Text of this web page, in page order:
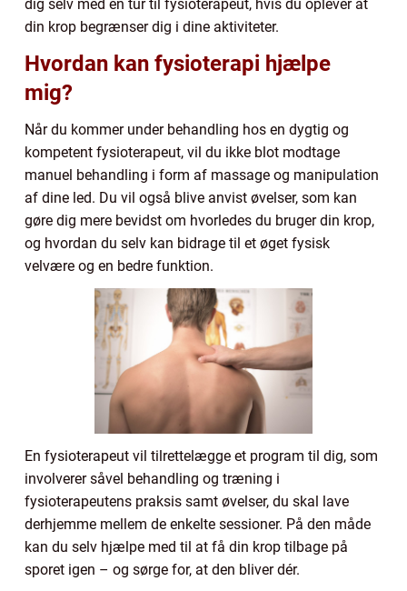
dig selv med en tur til fysioterapeut, hvis du oplever at
din krop begrænser dig i dine aktiviteter.
Hvordan kan fysioterapi hjælpe
mig?
Når du kommer under behandling hos en dygtig og
kompetent fysioterapeut, vil du ikke blot modtage
manuel behandling i form af massage og manipulation
af dine led. Du vil også blive anvist øvelser, som kan
gøre dig mere bevidst om hvorledes du bruger din krop,
og hvordan du selv kan bidrage til et øget fysisk
velvære og en bedre funktion.
En fysioterapeut vil tilrettelægge et program til dig, som
involverer såvel behandling og træning i
fysioterapeutens praksis samt øvelser, du skal lave
derhjemme mellem de enkelte sessioner. På den måde
kan du selv hjælpe med til at få din krop tilbage på
sporet igen – og sørge for, at den bliver dér.